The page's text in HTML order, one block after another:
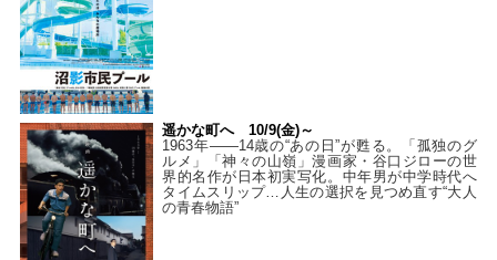
遥かな町へ 10/9(金)～
1963年――14歳の“あの日”が甦る。「孤独のグ
ルメ」「神々の山嶺」漫画家・谷口ジローの世
界的名作が日本初実写化。中年男が中学時代へ
タイムスリップ…人生の選択を見つめ直す“大人
の青春物語”